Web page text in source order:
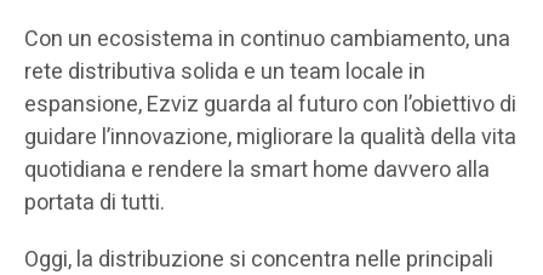
Con un ecosistema in continuo cambiamento, una
rete distributiva solida e un team locale in
espansione, Ezviz guarda al futuro con l’obiettivo di
guidare l’innovazione, migliorare la qualità della vita
quotidiana e rendere la smart home davvero alla
portata di tutti.
Oggi, la distribuzione si concentra nelle principali